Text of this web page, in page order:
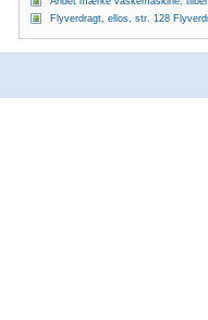
Flyverdragt, ellos, str. 128